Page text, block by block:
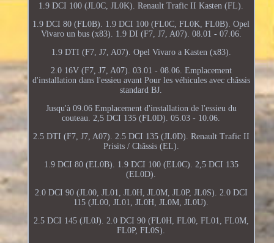
1.9 DCI 100 (JL0C, JL0K). Renault Trafic II Kasten (FL).
1.9 DCI 80 (FL0B). 1.9 DCI 100 (FL0C, FL0K, FL0B). Opel
Vivaro un bus (x83). 1.9 DI (F7, J7, A07). 08.01 - 07.06.
1.9 DTI (F7, J7, A07). Opel Vivaro a Kasten (x83).
2.0 16V (F7, J7, A07). 03.01 - 08.06. Emplacement
d'installation dans l'essieu avant Pour les véhicules avec châssis
standard BJ.
Jusqu'à 09.06 Emplacement d'installation de l'essieu du
couteau. 2,5 DCI 135 (FL0D). 05.03 - 10.06.
2.5 DTI (F7, J7, A07). 2.5 DCI 135 (JL0D). Renault Trafic II
Prisits / Châssis (EL).
1.9 DCI 80 (EL0B). 1.9 DCI 100 (EL0C). 2,5 DCI 135
(EL0D).
2.0 DCI 90 (JL00, JL01, JL0H, JL0M, JL0P, JL0S). 2.0 DCI
115 (JL00, JL01, JL0H, JL0M, JL0U).
2.5 DCI 145 (JL0J). 2.0 DCI 90 (FL0H, FL00, FL01, FL0M,
FL0P, FL0S).